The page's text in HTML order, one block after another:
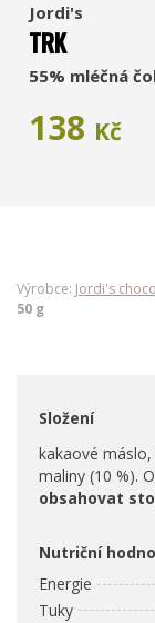
Jordi's
TRK
55% mléčná
138 Kč
Výrobce: Jordi's
50 g
Složení
kakaové máslo,
maliny (10 %).
obsahovat
Nutriční
Energie
Tuky